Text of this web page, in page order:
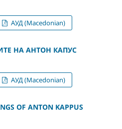
АУД (Macedonian)
НА АНТОН КАПУС
АУД (Macedonian)
OF ANTON KAPPUS